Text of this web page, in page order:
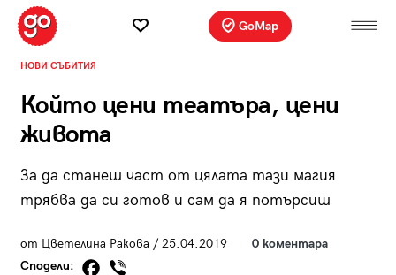
GoMap
НОВИ СЪБИТИЯ
Който цени театъра, цени
живота
За да станеш част от цялата тази магия
трябва да си готов и сам да я потърсиш
от Цветелина Ракова / 25.04.2019
0 коментара
Сподели: